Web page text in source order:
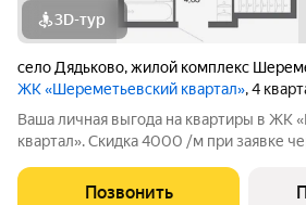
3D-тур
село Дядьково,жилой комплекс
ЖК «Шереметьевский квартал», 4
Ваша личная выгода на квартиры в ЖК
квартал». Скидка 4000 /м при заявке через сообщения.
на весь срок и льготная ипотека под
Позвонить